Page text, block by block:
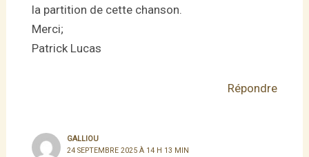
la partition de cette chanson.
Merci;
Patrick Lucas
Répondre
GALLIOU
24 SEPTEMBRE 2025 À 14 H 13 MIN